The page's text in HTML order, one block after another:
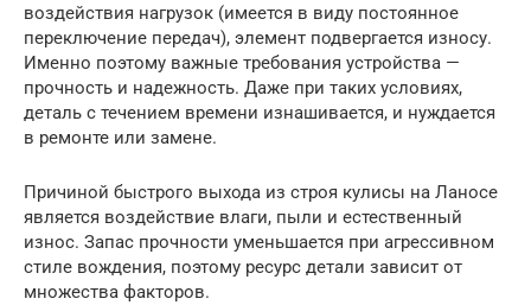
воздействия нагрузок (имеется в виду постоянное
переключение передач), элемент подвергается износу.
Именно поэтому важные требования устройства —
прочность и надежность. Даже при таких условиях,
деталь с течением времени изнашивается, и нуждается
в ремонте или замене.
Причиной быстрого выхода из строя кулисы на Ланосе
является воздействие влаги, пыли и естественный
износ. Запас прочности уменьшается при агрессивном
стиле вождения, поэтому ресурс детали зависит от
множества факторов.